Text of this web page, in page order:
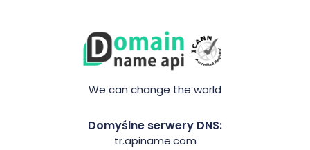
We can change the world
Domyślne serwery DNS:
tr.apiname.com